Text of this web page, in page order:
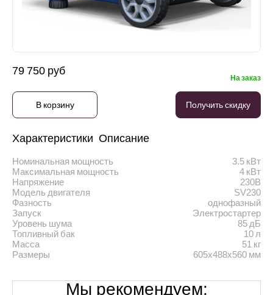
79 750 руб
На заказ
В корзину Получить скидку
Характеристики Описание
Номинальная мощность
3.5 кВт
Максимальная мощность
4 кВт
Напряжение
230В
Модель двигателя
SV230
Фазность
однофазный
Запуск
Электростартер
Уровень шума
85 дБ
Топливный бак
10 л
Масса
51 кг
Размеры
605х488х560 мм
Мы рекомендуем: